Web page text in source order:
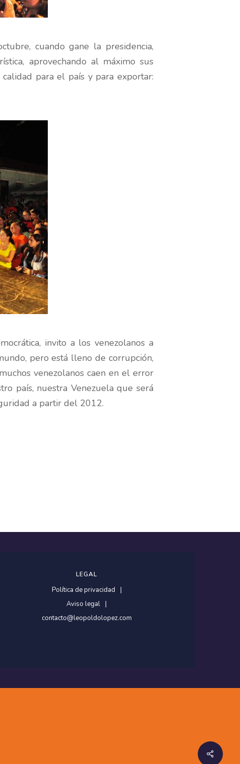
cuando gane la presidencia,
aprovechando al máximo sus
para el país y para exportar:
invito a los venezolanos a
pero está lleno de corrupción,
venezolanos caen en el error
país, nuestra Venezuela que será
a partir del 2012.
Share
LEGAL
Política de privacidad
Aviso legal
contacto@leopoldolopez.com